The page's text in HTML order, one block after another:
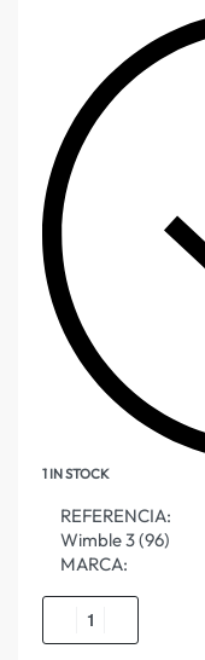
1 IN STOCK
REFERENCIA:
Wimble 3 (96)
MARCA: